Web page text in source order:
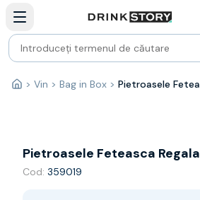
Bauturi fine — selectie
Produse Noi
Cosuri cadou
Pachete & Cadouri
Vin
Franta
Spania
Acasă
> Vin > Bag in Box >
Pietroasele Feteasca Regala
Cod: 359019